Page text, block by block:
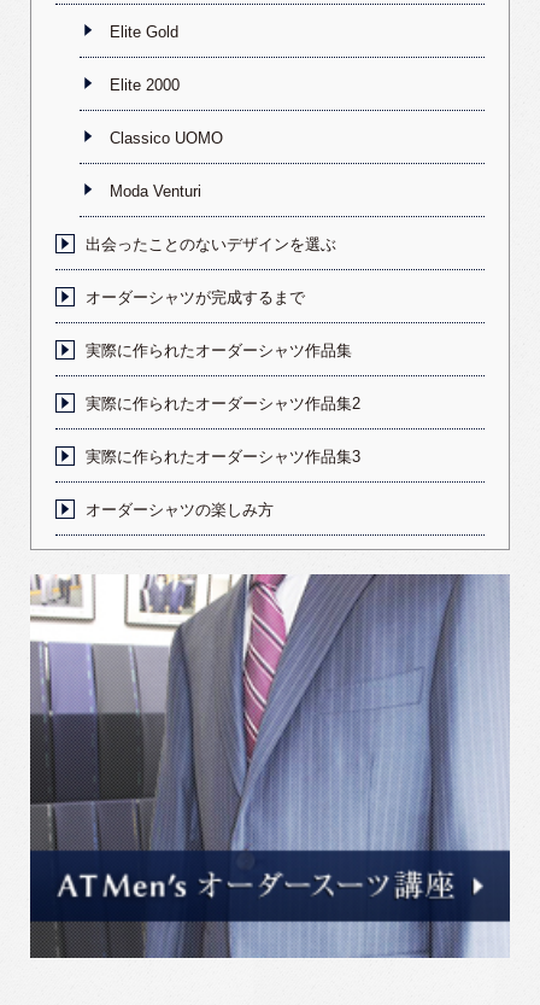
Elite Gold
Elite 2000
Classico UOMO
Moda Venturi
出会ったことのないデザインを選ぶ
オーダーシャツが完成するまで
実際に作られたオーダーシャツ作品集
実際に作られたオーダーシャツ作品集2
実際に作られたオーダーシャツ作品集3
オーダーシャツの楽しみ方